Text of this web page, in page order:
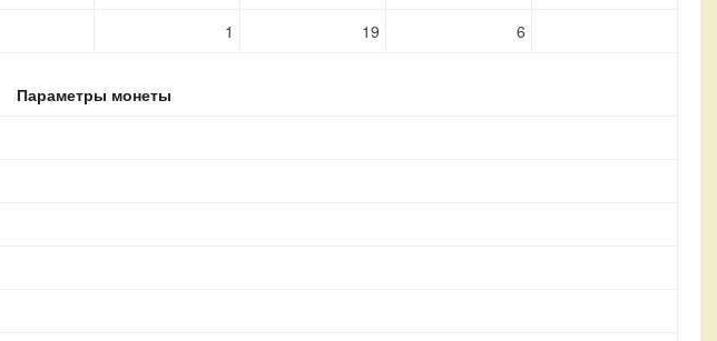
1 19 6
Параметры монеты